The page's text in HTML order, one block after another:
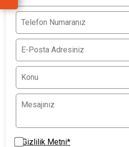
Gizlilik Metni*